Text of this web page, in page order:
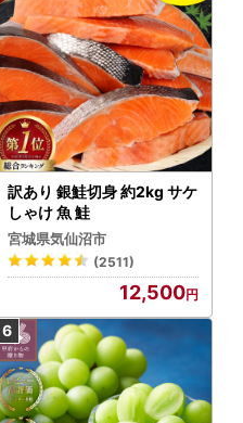
訳あり 銀鮭切身 約2kg サケ
しゃけ 魚 鮭
宮城県気仙沼市
(2511)
12,500